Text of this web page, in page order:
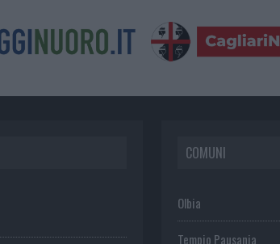
COMUNI
Olbia
Tempio Pausania